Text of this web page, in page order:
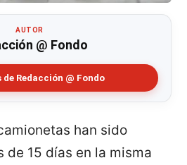
AUTOR
@ Fondo
Redacción @ Fondo
han sido
de 15 días en la misma